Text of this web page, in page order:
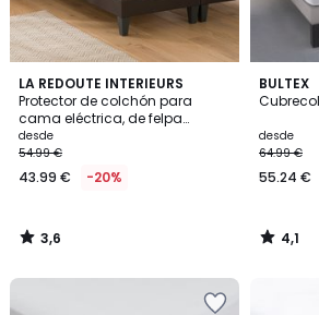
LA REDOUTE INTERIEURS
Protector de colchón para
cama eléctrica, de felpa
absorbente e impermeable, con
una altura de 22 cm
desde
54.99 €
43.99 € -20%
3,6
/ 5
3,6
/
BULTEX
desde
64.99 €
55.24 €
4,1
/ 5
4,1
/